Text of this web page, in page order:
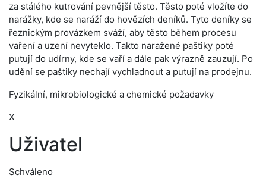
za stálého kutrování pevnější těsto. Těsto poté vložíte do
narážky, kde se naráží do hovězích deníků. Tyto deníky se
řeznickým provázkem sváží, aby těsto během procesu
vaření a uzení nevyteklo. Takto naražené paštiky poté
putují do udírny, kde se vaří a dále pak výrazně zauzují. Po
udění se paštiky nechají vychladnout a putují na prodejnu.
Fyzikální, mikrobiologické a chemické požadavky
X
Uživatel
Schváleno